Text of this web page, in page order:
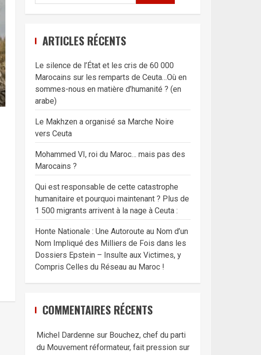
ARTICLES RÉCENTS
Le silence de l’État et les cris de 60 000
Marocains sur les remparts de Ceuta…Où en
sommes-nous en matière d’humanité ? (en
arabe)
Le Makhzen a organisé sa Marche Noire
vers Ceuta
Mohammed VI, roi du Maroc… mais pas des
Marocains ?
Qui est responsable de cette catastrophe
humanitaire et pourquoi maintenant ? Plus de
1 500 migrants arrivent à la nage à Ceuta :
Honte Nationale : Une Autoroute au Nom d’un
Nom Impliqué des Milliers de Fois dans les
Dossiers Epstein – Insulte aux Victimes, y
Compris Celles du Réseau au Maroc !
COMMENTAIRES RÉCENTS
Michel Dardenne sur Bouchez, chef du parti
du Mouvement réformateur, fait pression sur